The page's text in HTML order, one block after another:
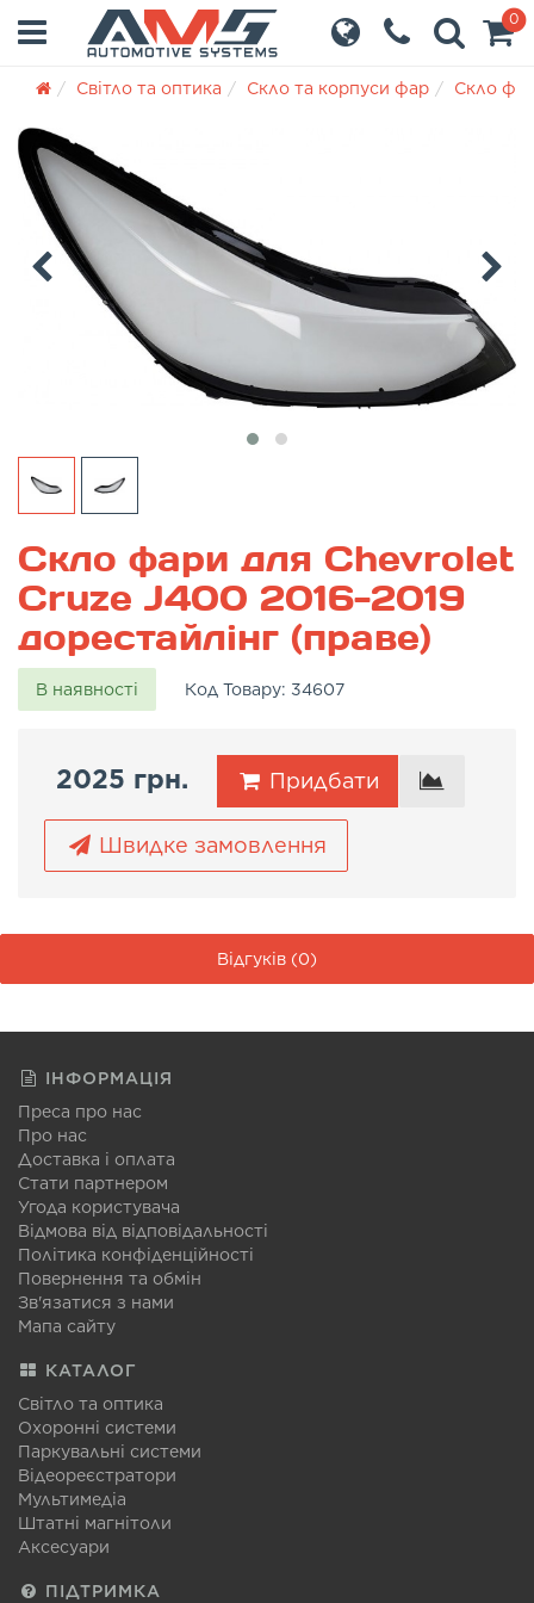
0
Світло та оптика Скло та корпуси фар Скло
Скло фари для Chevrolet
Cruze J400 2016-2019
дорестайлінг (праве)
В наявності Код Товару: 34607
2025 грн. Придбати
Швидке замовлення
Відгуків (0)
ІНФОРМАЦІЯ
Преса про нас
Про нас
Доставка і оплата
Стати партнером
Угода користувача
Відмова від відповідальності
Політика конфіденційності
Повернення та обмін
Зв'язатися з нами
Мапа сайту
КАТАЛОГ
Світло та оптика
Охоронні системи
Паркувальні системи
Відеореєстратори
Мультимедіа
Штатні магнітоли
Аксесуари
ПІДТРИМКА